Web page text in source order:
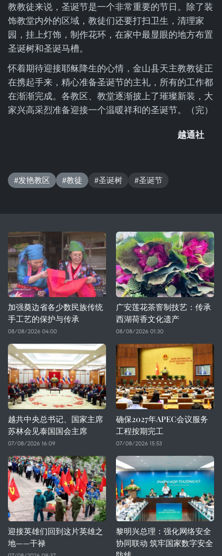
教教徒来说，圣诞节是一个非常重要的节日。除了装
饰教堂内外的区域，教徒们还要打扫卫生，清理家
园，挂上灯饰，制作花环，在家中最显眼的地方布置
圣诞树和圣诞马槽。
怀着期待迎接耶稣降生的心情，金山县天主教教徒正
在携起手来，精心准备圣诞节的主礼，所有的工作都
在渐渐完成。各教区、教堂逐渐披上了璀璨新装，大
家兴高采烈准备迎接一个温暖祥和的圣诞节。（完）
越通社
#发艳教区 #教徒 #圣诞树 #圣诞节
加强奠边省各少数民族传统
手工艺的保护与传承
08/08/2026 04:00
广安莲花茶窨制技艺：传承
西湖荷香文化遗产
08/08/2026 01:30
越共中央总书记、国家主席
苏林会见泰国国会主席
07/08/2026 16:09
确保2027年APEC会议服务
工程按期完工
07/08/2026 15:53
迎接英雄们回到这片英雄之
地——干禄
黎明兴总理：强化网络安全
协同联动 筑牢国家数字安全